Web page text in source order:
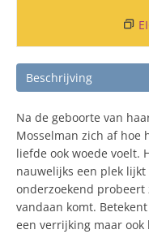
Beschrijving
Na de geboorte van
Mosselman zich af hoe
liefde ook woede voelt.
nauwelijks een plek
onderzoekend
vandaan komt.
een verrijking maar ook